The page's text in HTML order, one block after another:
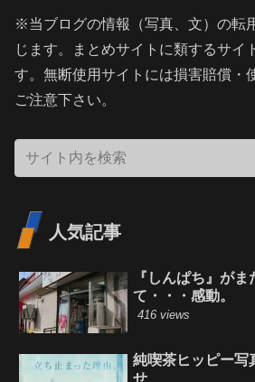
※当ブログの情報（写真、文）の転
じます。まとめサイトに類するサイ
す。無断使用サイトには損害賠償・
ご注意下さい。
人気記事
『しんぱち』が
て・・・感動。
416 views
純喫茶ヒッピー
せ